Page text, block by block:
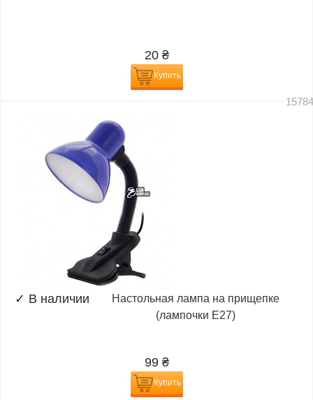
20 ₴
Купить
✓ В наличии
Настольная лампа на прищепке
(лампочки E27)
99 ₴
Купить